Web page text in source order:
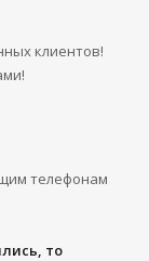
клиентов!
телефонам
то